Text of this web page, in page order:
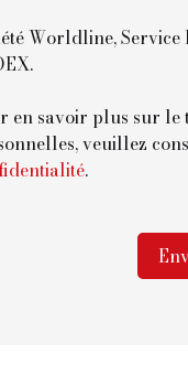
Worldline, Service
en savoir plus sur le
veuillez
.